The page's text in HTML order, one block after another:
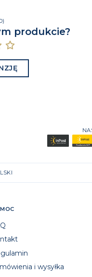
)
produkcie?
i wysyłka